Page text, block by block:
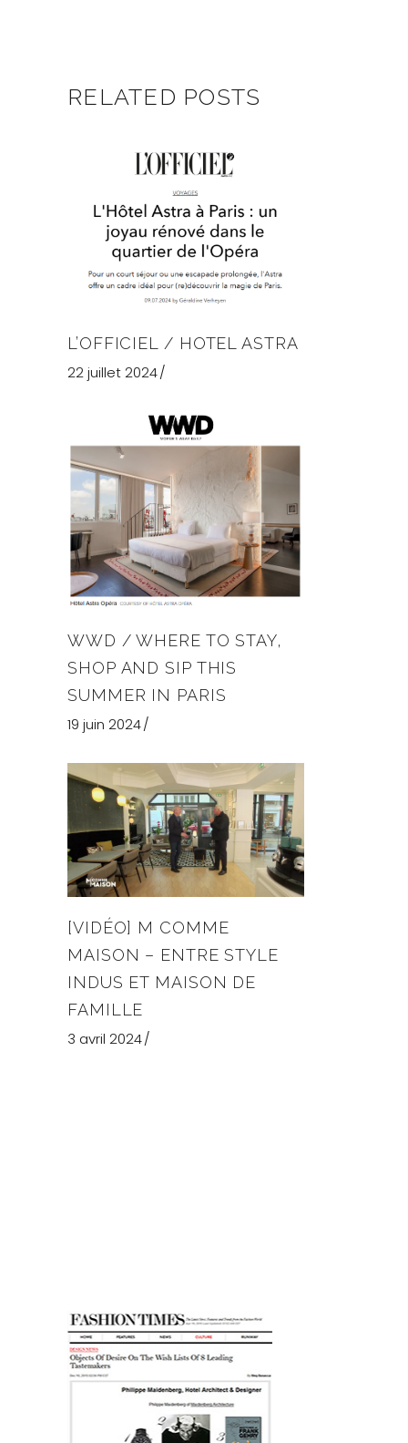
RELATED POSTS
L’OFFICIEL / HOTEL ASTRA
22 juillet 2024
WWD / WHERE TO STAY,
SHOP AND SIP THIS
SUMMER IN PARIS
19 juin 2024
[VIDÉO] M COMME
MAISON – ENTRE STYLE
INDUS ET MAISON DE
FAMILLE
3 avril 2024